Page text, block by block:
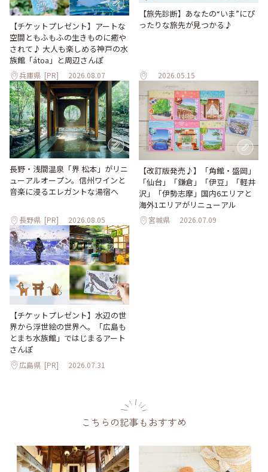
【チケットプレゼント】アートな
空間ともふもふの生きものに癒や
されて♪ 大人も楽しめる神戸の水
族館「átoa」と周辺さんぽ
兵庫県 [PR] 2026.08.07
【旅先診断】あなたの“いま”にぴ
ったりな旅先が見つかる♪
2026.05.15
長野・浅間温泉「界 松本」がリニ
ューアルオープン。信州ワインと
音楽に浸るエレガントな湯宿へ
長野県 [PR] 2026.08.05
【改訂版発売♪】「角館・盛岡」
「仙台」「鎌倉」「伊豆」「軽井
沢」「伊勢志摩」国内6エリアと
海外1エリアがリニューアル
宮城県 2026.07.09
【チケットプレゼント】水辺の世
界から浮世絵の世界へ。「広島も
とまち水族館」ではじまるアート
さんぽ
広島県 [PR] 2026.07.31
こちらの記事もおすすめ